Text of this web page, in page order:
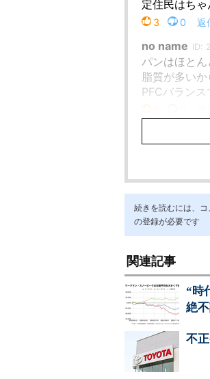
続きを読むには、コ
の登録が必要です
関連記事
“時
絶
不